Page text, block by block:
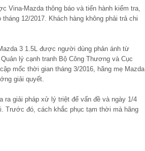
Vina-Mazda thông báo và tiến hành kiểm tra,
12/2017. Khách hàng không phải trả chi
3 1.5L được người dùng phản ánh từ
lý cạnh tranh Bộ Công Thương và Cục
mốc thời gian tháng 3/2016, hãng mẹ Mazda
giải quyết.
ra giải pháp xử lý triệt để vấn đề và ngày 1/4
Trước đó, cách khắc phục tạm thời mà hãng